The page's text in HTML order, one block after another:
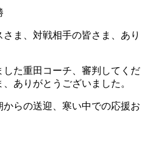
ま、対戦相手の皆さま、あり
した重田コーチ、審判してくだ
ありがとうございました。
らの送迎、寒い中での応援お